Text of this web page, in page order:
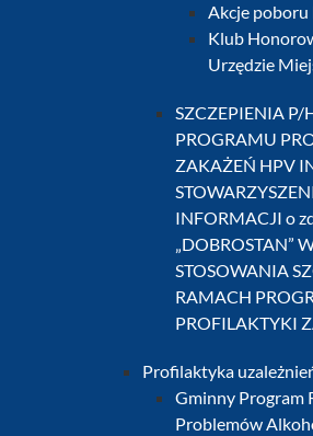
Akcje poboru
Klub
Urzędzie
SZCZEPIENIA P/
PROGRAMU
ZAKAŻEŃ HPV
INFORMACJI o
„DOBROSTAN”
STOSOWANIA
RAMACH
PROFILAKTYKI
Profilaktyka
Gminny Program
Problemów